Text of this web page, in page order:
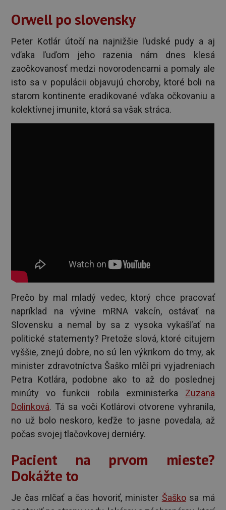
Orwell po slovensky
Peter Kotlár útočí na najnižšie ľudské pudy a aj
vďaka ľuďom jeho razenia nám dnes klesá
zaočkovanosť medzi novorodencami a pomaly ale
isto sa v populácii objavujú choroby, ktoré boli na
starom kontinente eradikované vďaka očkovaniu a
kolektívnej imunite, ktorá sa však stráca.
Prečo by mal mladý vedec, ktorý chce pracovať
napríklad na vývine mRNA vakcín, ostávať na
Slovensku a nemal by sa z vysoka vykašľať na
politické statementy? Pretože slová, ktoré citujem
vyššie, znejú dobre, no sú len výkrikom do tmy, ak
minister zdravotníctva Šaško mlčí pri vyjadreniach
Petra Kotlára, podobne ako to až do poslednej
minúty vo funkcii robila exministerka Zuzana
Dolinková. Tá sa voči Kotlárovi otvorene vyhranila,
no už bolo neskoro, keďže to jasne povedala, až
počas svojej tlačovkovej derniéry.
Pacient na prvom mieste?
Dokážte to
Je čas mlčať a čas hovoriť, minister Šaškosa má